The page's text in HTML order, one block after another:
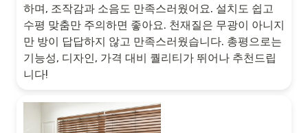
하며, 조작감과 소음도 만족스러웠어요. 설치도 쉽고
수평 맞춤만 주의하면 좋아요. 천재질은 무광이 아니지
만 방이 답답하지 않고 만족스러웠습니다. 총평으로는
기능성, 디자인, 가격 대비 퀄리티가 뛰어나 추천드립
니다!